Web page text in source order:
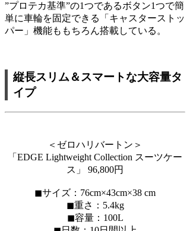
”プロテカ基準”の1つであるボタン1つで簡
単に車輪を固定できる「キャスターストッ
パー」機能ももちろん搭載している。
縦長スリム＆スマートな大容量タ
イプ
＜ゼロハリバートン＞
「EDGE Lightweight Collection スーツケー
ス」 96,800円
◼︎サイズ：76cm×43cm×38 cm
◼︎重さ：5.4kg
◼︎容量：100L